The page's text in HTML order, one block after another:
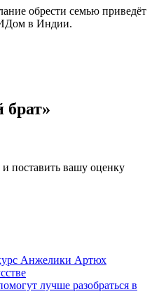
обрести семью приведёт
в Индии.
и поставить вашу оценку
Анжелики Артюх
лучше разобраться в